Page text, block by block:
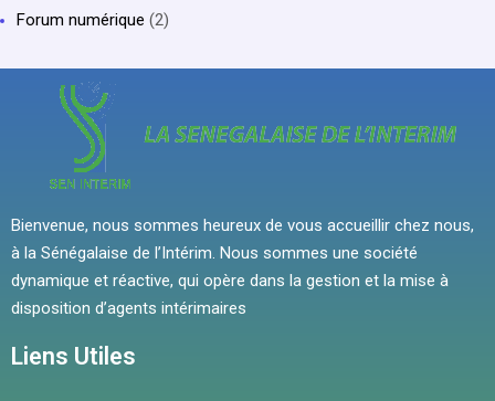
Forum numérique (2)
Bienvenue, nous sommes heureux de vous accueillir chez nous,
à la Sénégalaise de l’Intérim. Nous sommes une société
dynamique et réactive, qui opère dans la gestion et la mise à
disposition d’agents intérimaires
Liens Utiles